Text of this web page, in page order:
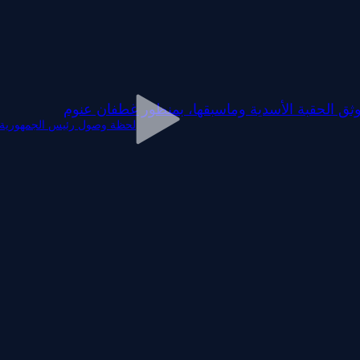
لحظة وصول رئيس الجمهورية
الحقبة الأسدية وماسبقها، بمنظور غطفان عنوم